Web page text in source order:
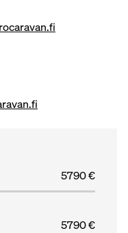
5790 €
5790 €